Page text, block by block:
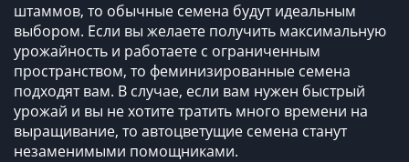
штаммов, то обычные семена будут идеальным
выбором. Если вы желаете получить максимальную
урожайность и работаете с ограниченным
пространством, то феминизированные семена
подходят вам. В случае, если вам нужен быстрый
урожай и вы не хотите тратить много времени на
выращивание, то автоцветущие семена станут
незаменимыми помощниками.